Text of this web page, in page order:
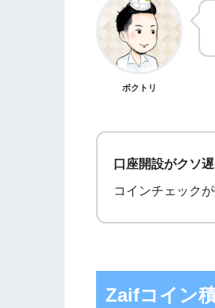
ボクトリ
口座開設がクソ遅
コインチェック
Zaifコイン